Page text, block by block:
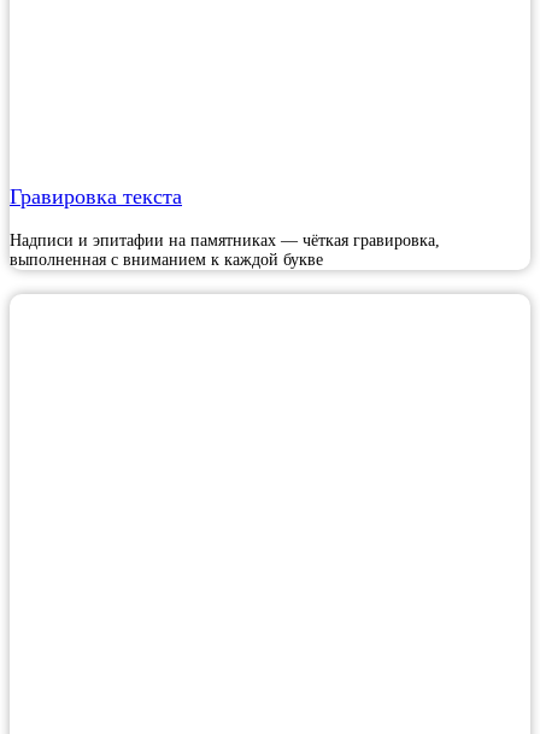
Гравировка текста
Надписи и эпитафии на памятниках — чёткая гравировка,
выполненная с вниманием к каждой букве